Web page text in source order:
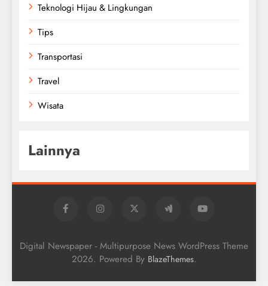
Teknologi Hijau & Lingkungan
Tips
Transportasi
Travel
Wisata
Lainnya
Digital Newspaper - Multipurpose News WordPress Theme
2026. Powered By BlazeThemes.